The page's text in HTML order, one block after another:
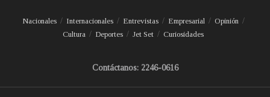
Nacionales Internacionales Entrevistas Empresarial
Opinión
Cultura
Deportes Jet Set Curiosidades
Contáctanos: 2246-0616